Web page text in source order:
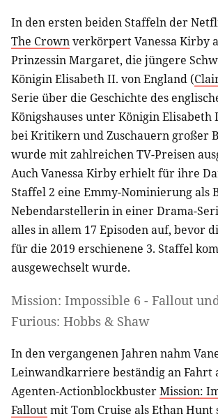
In den ersten beiden Staffeln der
The Crownverkörpert Vanessa Kirby
Prinzessin Margaret, die jüngere
Königin Elisabeth II. von England (
Serie über die Geschichte des
Königshauses unter Königin
bei Kritikern und Zuschauern großer
wurde mit zahlreichen TV-Preisen
Auch Vanessa Kirby erhielt für ihre
Staffel 2 eine Emmy-Nominierung als
Nebendarstellerin in einer Drama-
alles in allem 17 Episoden auf, bevor
für die 2019 erschienene 3. Staffel
ausgewechselt wurde.
Mission: Impossible 6 - Fallout
Furious: Hobbs & Shaw
In den vergangenen Jahren nahm
Leinwandkarriere beständig an Fahrt
Agenten-ActionblockbusterMission:
Falloutmit Tom Cruise als Ethan